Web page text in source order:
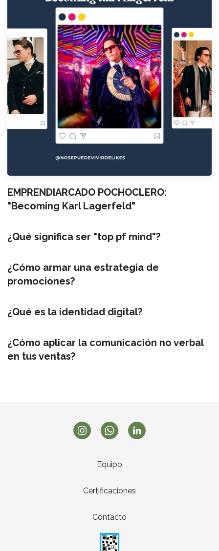
EMPRENDIARCADO POCHOCLERO:
"Becoming Karl Lagerfeld"
¿Qué significa ser "top pf mind"?
¿Cómo armar una estrategia de
promociones?
¿Qué es la identidad digital?
¿Cómo aplicar la comunicación no verbal
en tus ventas?
Equipo
Certificaciones
Contacto